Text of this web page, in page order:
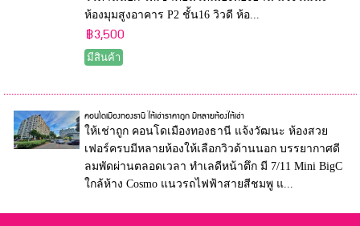
ห้องมุมสูงอาคาร P2 ชั้น16 วิวดี ห้อ...
฿3,500
มีสินค้า
คอนโดเมืองทองธานี ให้เช่าราคาถูก มีหลายห้องให้เช่า
ให้เช่าถูก คอนโดเมืองทองธานี แจ้งวัฒนะ ห้องสวย
เฟอร์ครบมีหลายห้องให้เลือกวิวด้านนอก บรรยากาศดี
ลมพัดผ่านตลอดเวลา ทำเลดีหน้าตึก มี 7/11 Mini BigC
ใกล้ห้าง Cosmo แนวรถไฟฟ้าสายสีชมพู แ...